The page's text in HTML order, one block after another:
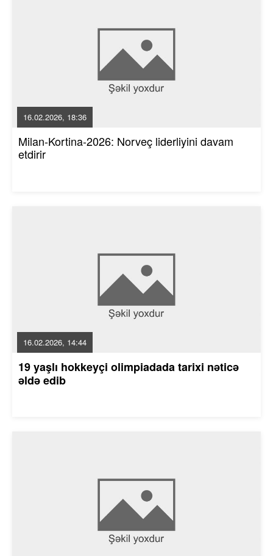
16.02.2026, 18:36
Milan-Kortina-2026: Norveç liderliyini davam
etdirir
16.02.2026, 14:44
19 yaşlı hokkeyçi olimpiadada tarixi nəticə
əldə edib